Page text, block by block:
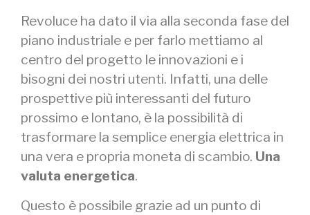
Revoluce ha dato il via alla seconda fase del
piano industriale e per farlo mettiamo al
centro del progetto le innovazioni e i
bisogni dei nostri utenti. Infatti, una delle
prospettive più interessanti del futuro
prossimo e lontano, è la possibilità di
trasformare la semplice energia elettrica in
una vera e propria moneta di scambio. Una
valuta energetica.
Questo è possibile grazie ad un punto di